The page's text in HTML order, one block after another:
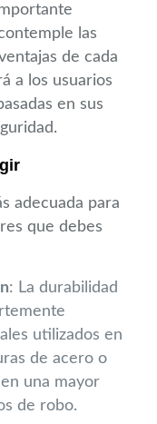
las
de cada
a los usuarios
en sus
adecuada para
que debes
: La durabilidad
utilizados en
de acero o
una mayor
de robo.